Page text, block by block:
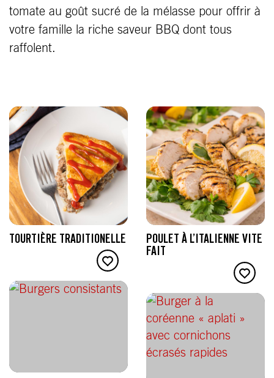
tomate au goût sucré de la mélasse pour offrir à
votre famille la riche saveur BBQ dont tous
raffolent.
TOURTIÈRE TRADITIONELLE
POULET À L’ITALIENNE VITE
FAIT